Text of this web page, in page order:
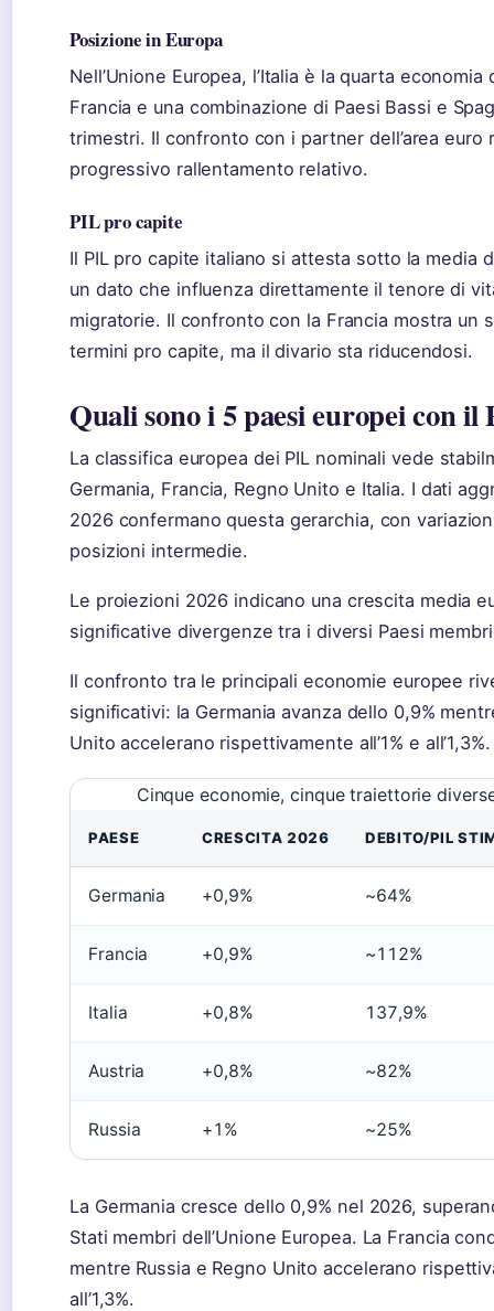
Posizione in Europa
Nell’Unione Europea, l’Italia è la quarta economia
Francia e una combinazione di Paesi Bassi e
trimestri. Il confronto con i partner dell’area euro
progressivo rallentamento relativo.
PIL pro capite
Il PIL pro capite italiano si attesta sotto la media
un dato che influenza direttamente il tenore di
migratorie. Il confronto con la Francia mostra un
termini pro capite, ma il divario sta riducendosi.
Quali sono i 5 paesi europei con il
La classifica europea dei PIL nominali vede
Germania, Francia, Regno Unito e Italia. I dati
2026 confermano questa gerarchia, con
posizioni intermedie.
Le proiezioni 2026 indicano una crescita media
significative divergenze tra i diversi Paesi
Il confronto tra le principali economie europee
significativi: la Germania avanza dello 0,9%
Unito accelerano rispettivamente all’1% e all’1,3%.
Cinque economie, cinque traiettorie
PAESE CRESCITA 2026 DEBITO/PIL
Germania +0,9% ~64%
Francia +0,9% ~112%
Italia +0,8% 137,9%
Austria +0,8% ~82%
Russia +1% ~25%
La Germania cresce dello 0,9% nel 2026,
Stati membri dell’Unione Europea. La Francia
mentre Russia e Regno Unito accelerano
all’1,3%.